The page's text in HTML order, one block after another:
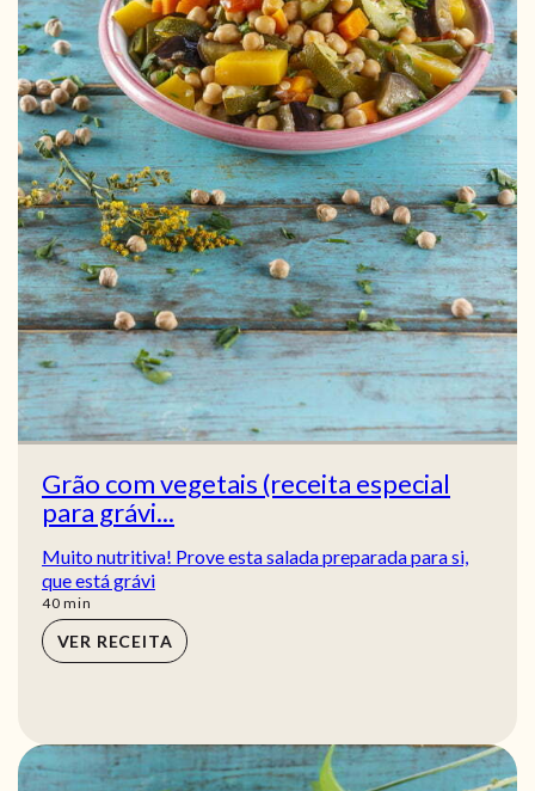
Grão com vegetais (receita especial
para grávi...
Muito nutritiva! Prove esta salada preparada para si,
que está grávi
40min
min
VER RECEITA